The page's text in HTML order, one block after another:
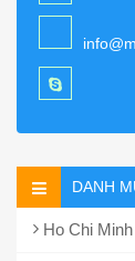
DANH
Ho Chi